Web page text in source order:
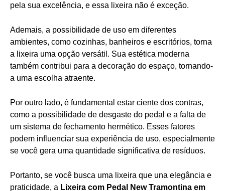
pela sua excelência, e essa lixeira não é exceção.
Ademais, a possibilidade de uso em diferentes
ambientes, como cozinhas, banheiros e escritórios, torna
a lixeira uma opção versátil. Sua estética moderna
também contribui para a decoração do espaço, tornando-
a uma escolha atraente.
Por outro lado, é fundamental estar ciente dos contras,
como a possibilidade de desgaste do pedal e a falta de
um sistema de fechamento hermético. Esses fatores
podem influenciar sua experiência de uso, especialmente
se você gera uma quantidade significativa de resíduos.
Portanto, se você busca uma lixeira que una elegância e
praticidade, a Lixeira com Pedal New Tramontina em